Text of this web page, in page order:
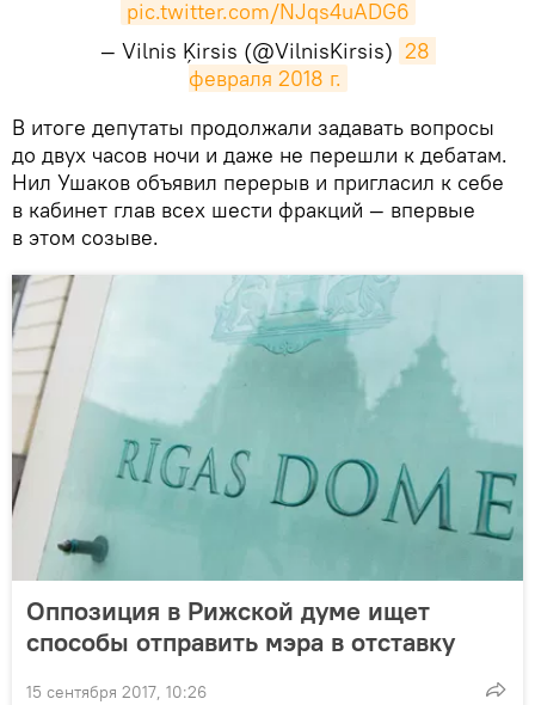
pic.twitter.com/NJqs4uADG6
— Vilnis Ķirsis (@VilnisKirsis) 28
февраля 2018 г.
​В итоге депутаты продолжали задавать вопросы
до двух часов ночи и даже не перешли к дебатам.
Нил Ушаков объявил перерыв и пригласил к себе
в кабинет глав всех шести фракций — впервые
в этом созыве.
Оппозиция в Рижской думе ищет
способы отправить мэра в отставку
15 сентября 2017, 10:26